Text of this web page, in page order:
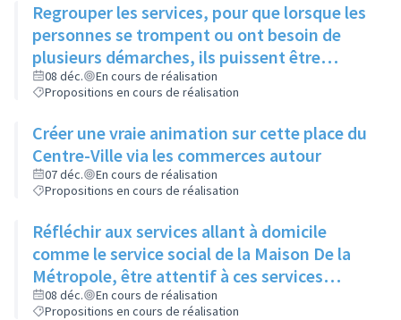
Regrouper les services, pour que lorsque les
personnes se trompent ou ont besoin de
plusieurs démarches, ils puissent être
réorienter et rediriger rapidement via cette
proximité
08 déc.
En cours de réalisation
Propositions en cours de réalisation
Créer une vraie animation sur cette place du
Centre-Ville via les commerces autour
07 déc.
En cours de réalisation
Propositions en cours de réalisation
Réfléchir aux services allant à domicile
comme le service social de la Maison De la
Métropole, être attentif à ces services
rendus
08 déc.
En cours de réalisation
Propositions en cours de réalisation